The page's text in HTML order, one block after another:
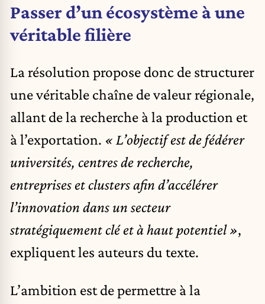
Passer d’un écosystème à une
véritable filière
La résolution propose donc de structurer
une véritable chaîne de valeur régionale,
allant de la recherche à la production et
à l’exportation. « L’objectif est de fédérer
universités, centres de recherche,
entreprises et clusters afin d’accélérer
l’innovation dans un secteur
stratégiquement clé et à haut potentiel »,
expliquent les auteurs du texte.
L’ambition est de permettre à la